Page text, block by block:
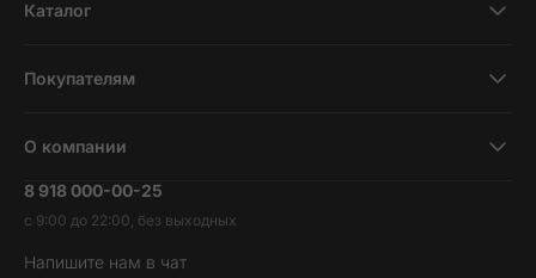
Каталог
Планшеты
Наушники и колонки
Покупателям
Трейд-ин
Гарантия и возврат
Доставка и оплата
О компании
Вакансии
Контакты
Обратная связь
8 918 000-00-25
с 9:00 до 22:00, без выходных
Напишите нам в чат